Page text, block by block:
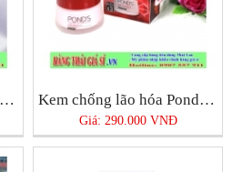
Serum vi tảo biển Snowgirl Thái Lan Kem chống lão hóa Pond’s Age Miracle Night Cream
Giá: 290.000 VNĐ